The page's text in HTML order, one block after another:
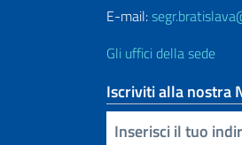
E-mail:
Gli uffici della sede
Iscriviti alla nostra
Inserisci la tua email